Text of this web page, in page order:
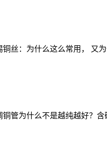
铜丝：为什么这么常用， 又
铜管为什么不是越纯越好？